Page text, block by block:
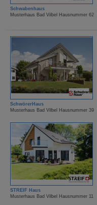
Schwabenhaus
Musterhaus Bad Vilbel Hausnummer 62
SchwörerHaus
Musterhaus Bad Vilbel Hausnummer 39
STREIF Haus
Musterhaus Bad Vilbel Hausnummer 11